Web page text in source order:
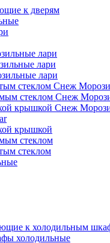
к дверям
лари
лари
лари
стеклом Снеж
стеклом Снеж
крышкой Снеж
крышкой
стеклом
стеклом
к холодильным
холодильные